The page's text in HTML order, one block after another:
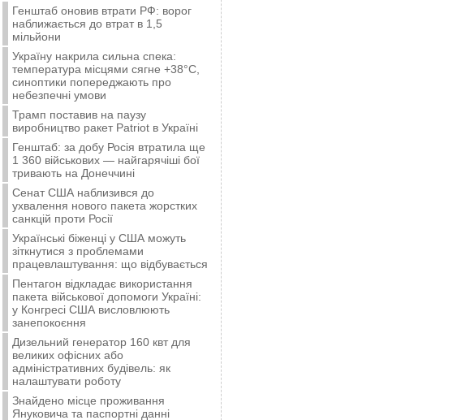
Генштаб оновив втрати РФ: ворог
наближається до втрат в 1,5
мільйони
Україну накрила сильна спека:
температура місцями сягне +38°C,
синоптики попереджають про
небезпечні умови
Трамп поставив на паузу
виробництво ракет Patriot в Україні
Генштаб: за добу Росія втратила ще
1 360 військових — найгарячіші бої
тривають на Донеччині
Сенат США наблизився до
ухвалення нового пакета жорстких
санкцій проти Росії
Українські біженці у США можуть
зіткнутися з проблемами
працевлаштування: що відбувається
Пентагон відкладає використання
пакета військової допомоги Україні:
у Конгресі США висловлюють
занепокоєння
Дизельний генератор 160 квт для
великих офісних або
адміністративних будівель: як
налаштувати роботу
Знайдено місце проживання
Януковича та паспортні данні